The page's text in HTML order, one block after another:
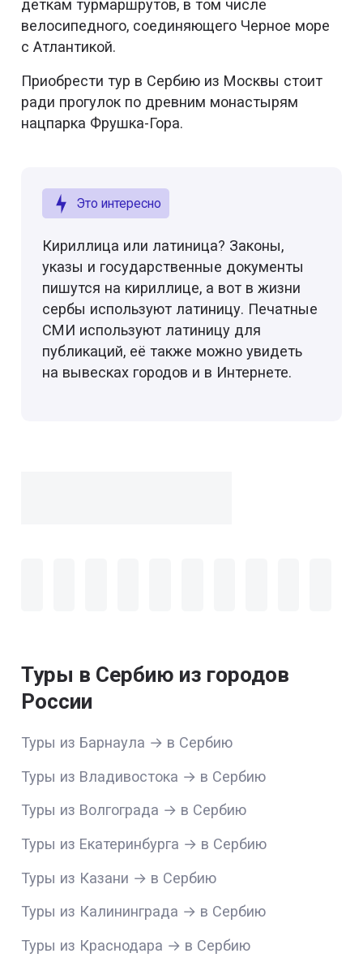
деткам турмаршрутов, в том числе
велосипедного, соединяющего Черное море
с Атлантикой.
Приобрести тур в Сербию из Москвы стоит
ради прогулок по древним монастырям
нацпарка Фрушка-Гора.
Это интересно
Кириллица или латиница? Законы,
указы и государственные документы
пишутся на кириллице, а вот в жизни
сербы используют латиницу. Печатные
СМИ используют латиницу для
публикаций, её также можно увидеть
на вывесках городов и в Интернете.
Туры в Сербию из городов
России
Туры из Барнаула → в Сербию
Туры из Владивостока → в Сербию
Туры из Волгограда → в Сербию
Туры из Екатеринбурга → в Сербию
Туры из Казани → в Сербию
Туры из Калининграда → в Сербию
Туры из Краснодара → в Сербию